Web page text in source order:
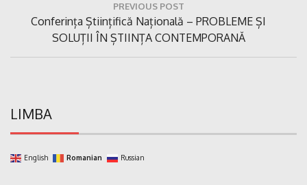
articole
PREVIOUS POST
Previous
Post:
Conferința Științifică Națională – PROBLEME ȘI
SOLUȚII ÎN ȘTIINȚA CONTEMPORANĂ
LIMBA
English Romanian Russian